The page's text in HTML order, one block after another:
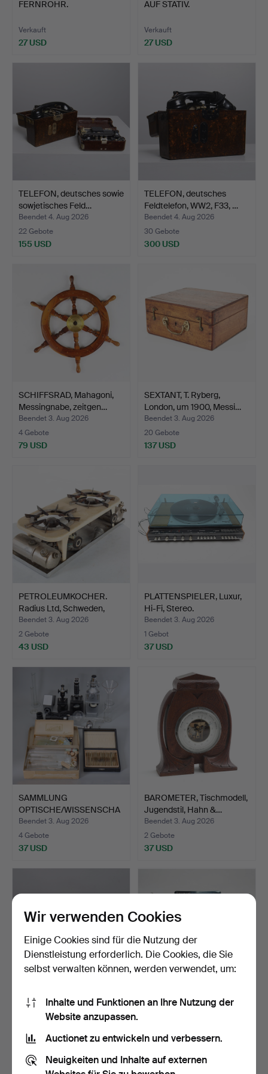
FERNROHR.
Verkauft
27 USD
AUF STATIV.
Verkauft
27 USD
TELEFON, deutsches sowie
sowjetisches Feld…
Beendet 4. Aug 2026
22 Gebote
155 USD
TELEFON, deutsches
Feldtelefon, WW2, F33, …
Beendet 4. Aug 2026
30 Gebote
300 USD
SCHIFFSRAD, Mahagoni,
Messingnabe, zeitgen…
Beendet 3. Aug 2026
4 Gebote
79 USD
SEXTANT, T. Ryberg,
London, um 1900, Messi…
Beendet 3. Aug 2026
20 Gebote
137 USD
PETROLEUMKOCHER.
Radius Ltd, Schweden,
Mit…
Beendet 3. Aug 2026
2 Gebote
43 USD
PLATTENSPIELER, Luxur,
Hi-Fi, Stereo.
Beendet 3. Aug 2026
1 Gebot
37 USD
SAMMLUNG
OPTISCHE/WISSENSCHA
FTLICHE INSTRU…
Beendet 3. Aug 2026
4 Gebote
37 USD
BAROMETER, Tischmodell,
Jugendstil, Hahn &…
Beendet 3. Aug 2026
2 Gebote
37 USD
SAMMLUNG VON
MANOMETERN (7).
Beendet 3. Aug 2026
1 Gebot
SCHREIBMASCHINE -
Royal, Anfang des 20. Ja…
1 Gebot
Wir verwenden Cookies
Einige Cookies sind für die Nutzung der
Dienstleistung erforderlich. Die Cookies, die Sie
selbst verwalten können, werden verwendet, um:
Inhalte und Funktionen an Ihre Nutzung der
Website anzupassen.
Auctionet zu entwickeln und verbessern.
Neuigkeiten und Inhalte auf externen